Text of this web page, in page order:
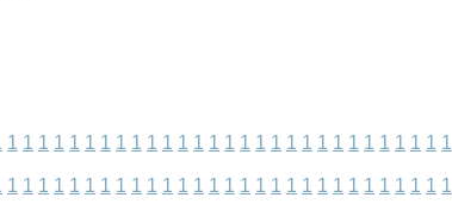
1 1 1 1 1 1 1 1 1 1 1 1 1 1 1 1 1 1 1 1 1 1 1 1 1 1 1 1 1
1 1 1 1 1 1 1 1 1 1 1 1 1 1 1 1 1 1 1 1 1 1 1 1 1 1 1 1 1